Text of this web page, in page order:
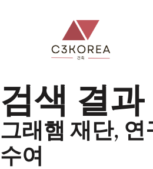
너
뛰
기
검색 결과
그래햄 재단,
수여